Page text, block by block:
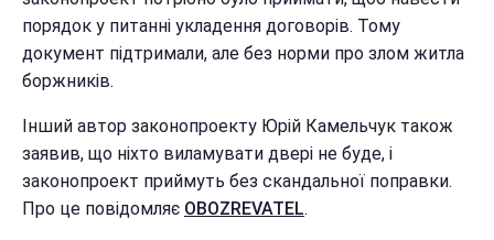
порядок у питанні укладення договорів. Тому
документ підтримали, але без норми про злом житла
боржників.
Інший автор законопроекту Юрій Камельчук також
заявив, що ніхто виламувати двері не буде, і
законопроект приймуть без скандальної поправки.
Про це повідомляє OBOZREVATEL.